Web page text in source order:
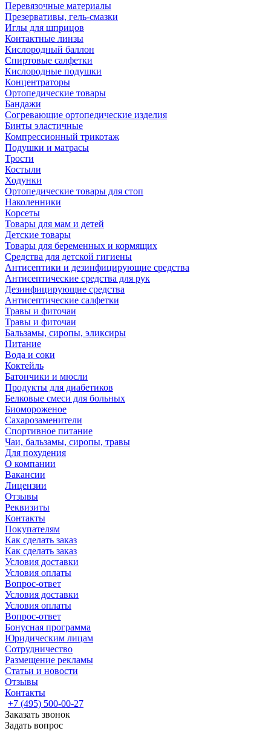
Перевязочные материалы
Презервативы, гель-смазки
Иглы для шприцов
Контактные линзы
Кислородный баллон
Спиртовые салфетки
Кислородные подушки
Концентраторы
Ортопедические товары
Бандажи
Согревающие ортопедические изделия
Бинты эластичные
Компрессионный трикотаж
Подушки и матрасы
Трости
Костыли
Ходунки
Ортопедические товары для стоп
Наколенники
Корсеты
Товары для мам и детей
Детские товары
Товары для беременных и кормящих
Средства для детской гигиены
Антисептики и дезинфицирующие средства
Антисептические средства для рук
Дезинфицирующие средства
Антисептические салфетки
Травы и фиточаи
Травы и фиточаи
Бальзамы, сиропы, эликсиры
Питание
Вода и соки
Коктейль
Батончики и мюсли
Продукты для диабетиков
Белковые смеси для больных
Биомороженое
Сахарозаменители
Спортивное питание
Чаи, бальзамы, сиропы, травы
Для похудения
О компании
Вакансии
Лицензии
Отзывы
Реквизиты
Контакты
Покупателям
Как сделать заказ
Как сделать заказ
Условия доставки
Условия оплаты
Вопрос-ответ
Условия доставки
Условия оплаты
Вопрос-ответ
Бонусная программа
Юридическим лицам
Сотрудничество
Размещение рекламы
Статьи и новости
Отзывы
Контакты
+7 (495) 500-00-27
Заказать звонок
Задать вопрос